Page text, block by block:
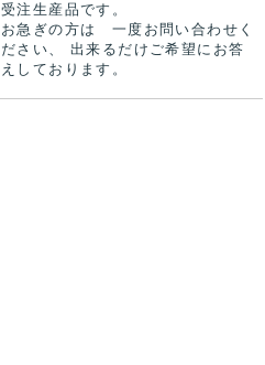
受注生産品です。
お急ぎの方は 一度お問い合わせく
ださい、 出来るだけご希望にお答
えしております。